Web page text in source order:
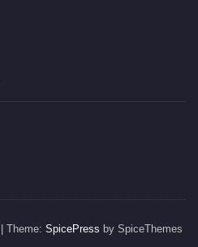
| Theme: SpicePress by SpiceThemes